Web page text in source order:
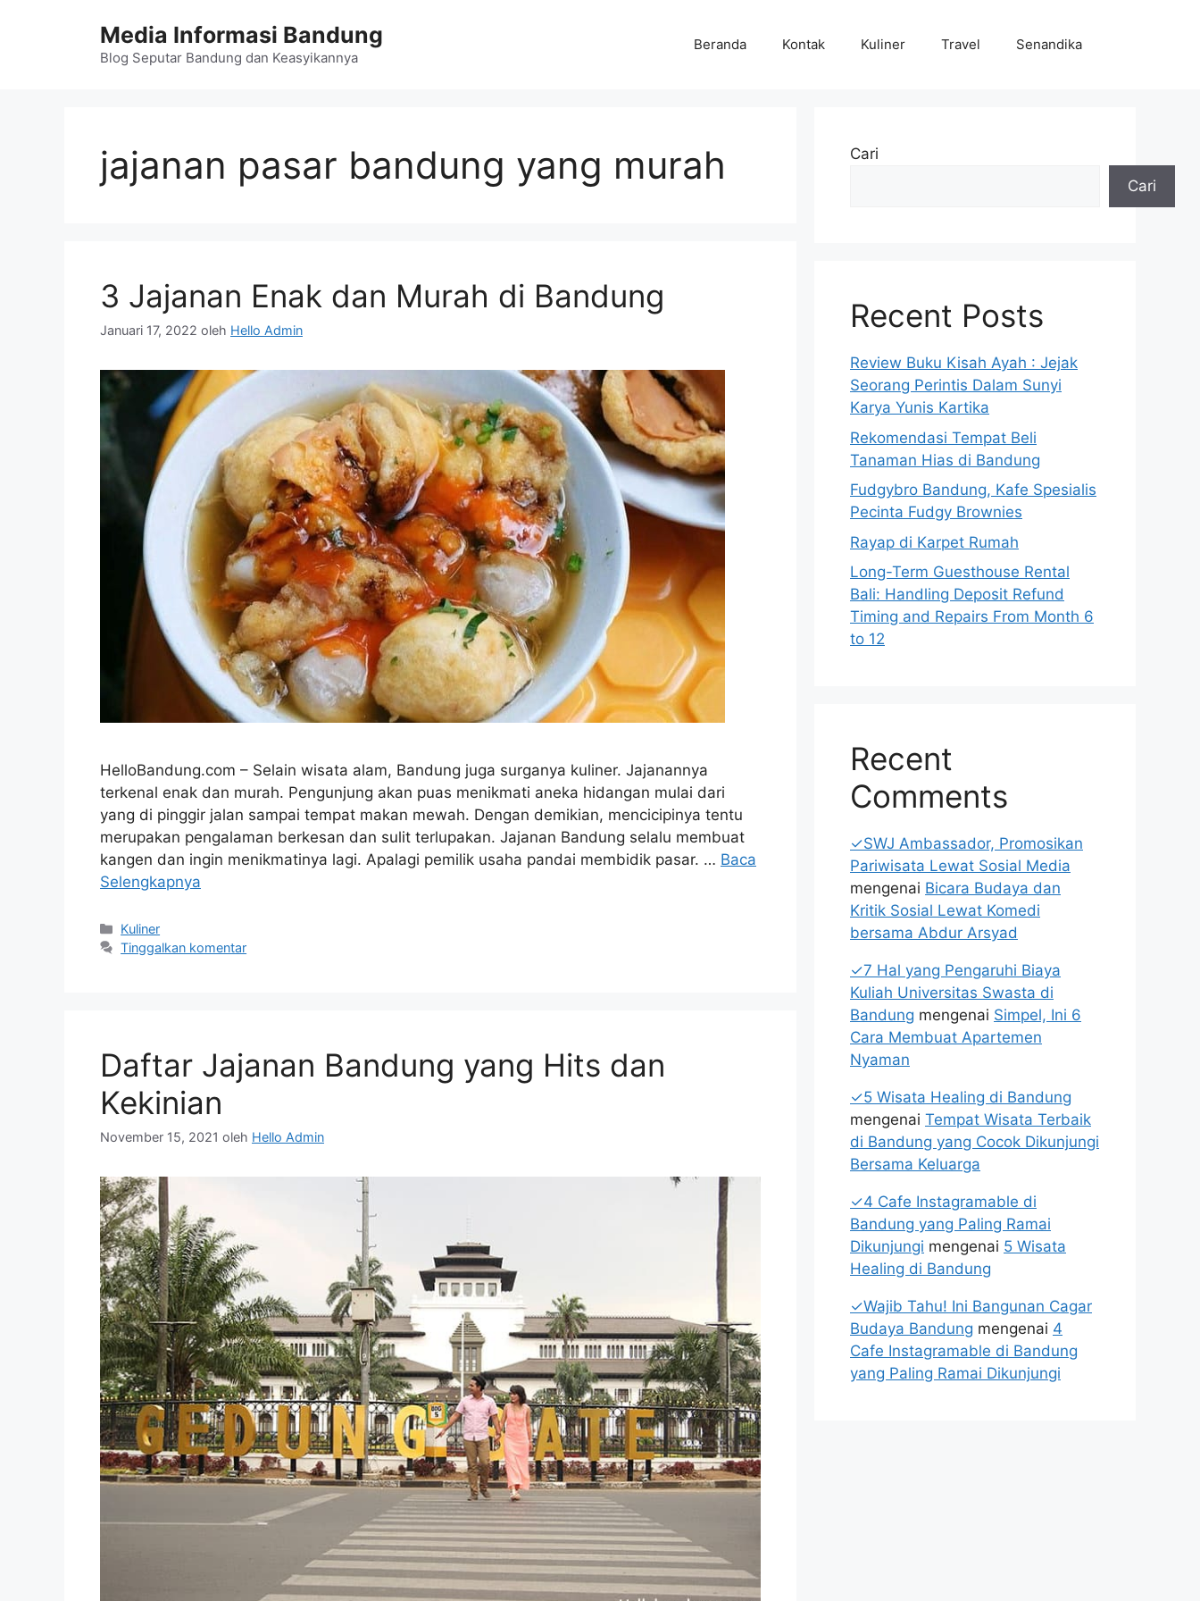
Media Informasi Bandung
Blog Seputar Bandung dan Keasyikannya
Beranda Kontak Kuliner Travel Senandika
jajanan pasar bandung yang murah
3 Jajanan Enak dan Murah di Bandung
Januari 17, 2022 oleh Hello Admin
HelloBandung.com – Selain wisata alam, Bandung juga surganya kuliner. Jajanannya
terkenal enak dan murah. Pengunjung akan puas menikmati aneka hidangan mulai dari
yang di pinggir jalan sampai tempat makan mewah. Dengan demikian, mencicipinya tentu
merupakan pengalaman berkesan dan sulit terlupakan. Jajanan Bandung selalu membuat
kangen dan ingin menikmatinya lagi. Apalagi pemilik usaha pandai membidik pasar. … Baca
Selengkapnya
Kategori
Kuliner
Tinggalkan komentar
Daftar Jajanan Bandung yang Hits dan
Kekinian
November 15, 2021 oleh Hello Admin
Cari
Cari
Recent Posts
Review Buku Kisah Ayah : Jejak
Seorang Perintis Dalam Sunyi
Karya Yunis Kartika
Rekomendasi Tempat Beli
Tanaman Hias di Bandung
Fudgybro Bandung, Kafe Spesialis
Pecinta Fudgy Brownies
Rayap di Karpet Rumah
Long-Term Guesthouse Rental
Bali: Handling Deposit Refund
Timing and Repairs From Month 6
to 12
Recent
Comments
✓SWJ Ambassador, Promosikan
Pariwisata Lewat Sosial Media
mengenai Bicara Budaya dan
Kritik Sosial Lewat Komedi
bersama Abdur Arsyad
✓7 Hal yang Pengaruhi Biaya
Kuliah Universitas Swasta di
Bandung mengenai Simpel, Ini 6
Cara Membuat Apartemen
Nyaman
✓5 Wisata Healing di Bandung
mengenai Tempat Wisata Terbaik
di Bandung yang Cocok Dikunjungi
Bersama Keluarga
✓4 Cafe Instagramable di
Bandung yang Paling Ramai
Dikunjungi mengenai 5 Wisata
Healing di Bandung
✓Wajib Tahu! Ini Bangunan Cagar
Budaya Bandung mengenai 4
Cafe Instagramable di Bandung
yang Paling Ramai Dikunjungi